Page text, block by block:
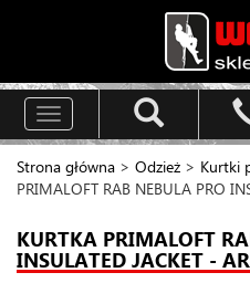
Toggle
navigation
Strona główna > Odzież > Kurtki
PRIMALOFT RAB NEBULA PRO
KURTKA PRIMALOFT
INSULATED JACKET -